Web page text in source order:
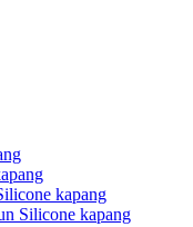
kapang
Silicone kapang